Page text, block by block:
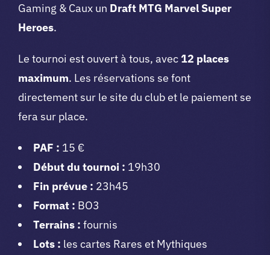
Gaming & Caux un Draft MTG Marvel Super
Heroes.
Le tournoi est ouvert à tous, avec 12 places
maximum. Les réservations se font
directement sur le site du club et le paiement se
fera sur place.
PAF : 15 €
Début du tournoi : 19h30
Fin prévue : 23h45
Format : BO3
Terrains : fournis
Lots : les cartes Rares et Mythiques